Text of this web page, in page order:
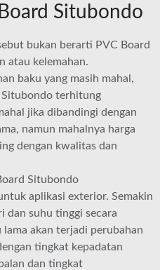
Situbondo
bukan berarti PVC Board
atau kelemahan.
baku yang masih mahal,
Situbondo terhitung
jika dibandingi dengan
namun mahalnya harga
dengan kwalitas dan
Situbondo
aplikasi exterior. Semakin
dan suhu tinggi secara
akan terjadi perubahan
tingkat kepadatan
dan tingkat